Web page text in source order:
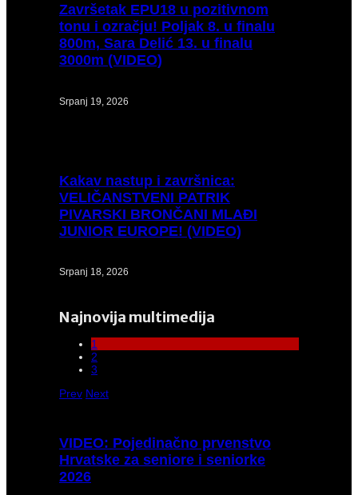
Završetak EPU18 u pozitivnom
tonu i ozračju! Poljak 8. u finalu
800m, Sara Delić 13. u finalu
3000m (VIDEO)
Srpanj 19, 2026
Kakav nastup i završnica:
VELIČANSTVENI PATRIK
PIVARSKI BRONČANI MLAĐI
JUNIOR EUROPE! (VIDEO)
Srpanj 18, 2026
Najnovija multimedija
1
2
3
Prev Next
VIDEO: Pojedinačno prvenstvo
Hrvatske za seniore i seniorke
2026